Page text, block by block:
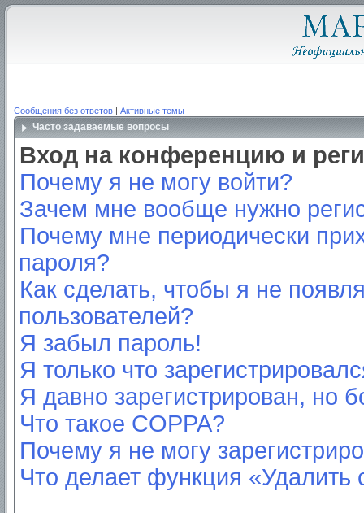
Сообщения без ответов | Активные темы
Часто задаваемые вопросы
Вход на конференцию и
Почему я не могу войти?
Зачем мне вообще нужно
Почему мне периодически
пароля?
Как сделать, чтобы я не
пользователей?
Я забыл пароль!
Я только что
Я давно зарегистрирован, но
Что такое COPPA?
Почему я не могу
Что делает функция